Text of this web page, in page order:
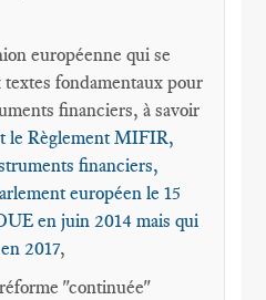
européenne qui se
fondamentaux pour
financiers, à savoir
Règlement MIFIR,
financiers,
européen le 15
en juin 2014 mais qui
2017,
"continuée"